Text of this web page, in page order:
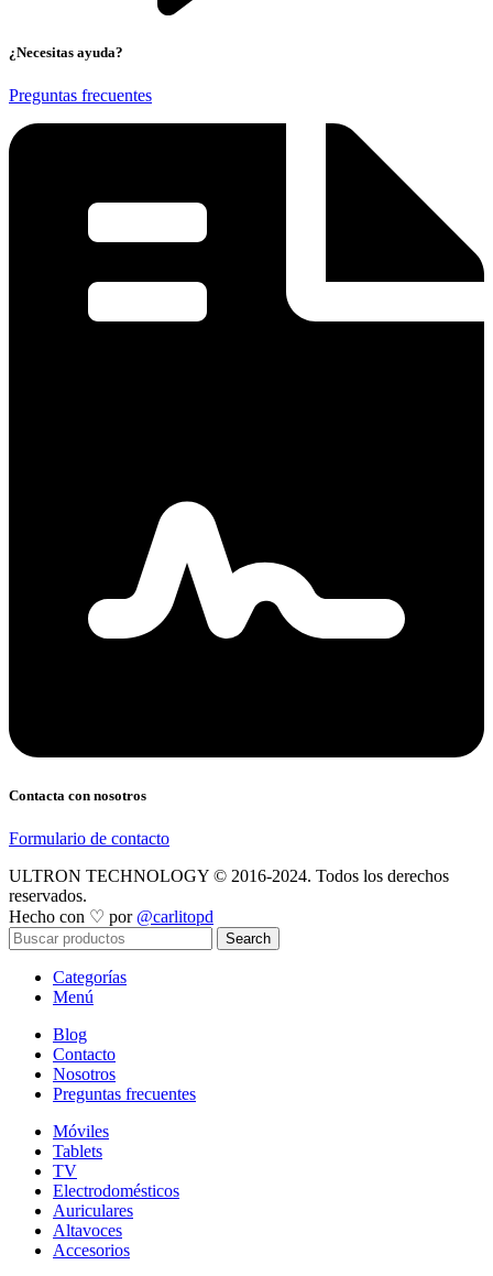
¿Necesitas ayuda?
Preguntas frecuentes
Contacta con nosotros
Formulario de contacto
ULTRON TECHNOLOGY © 2016-2024. Todos los derechos
reservados.
Hecho con ♡ por @carlitopd
Search
Categorías
Menú
Blog
Contacto
Nosotros
Preguntas frecuentes
Móviles
Tablets
TV
Electrodomésticos
Auriculares
Altavoces
Accesorios